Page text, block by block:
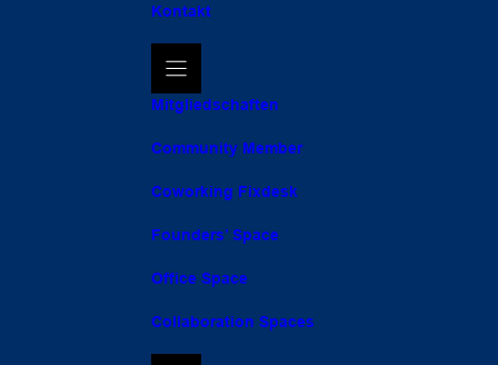
Kontakt
Mitgliedschaften
Community Member
Coworking Fixdesk
Founders’ Space
Office Space
Collaboration Spaces